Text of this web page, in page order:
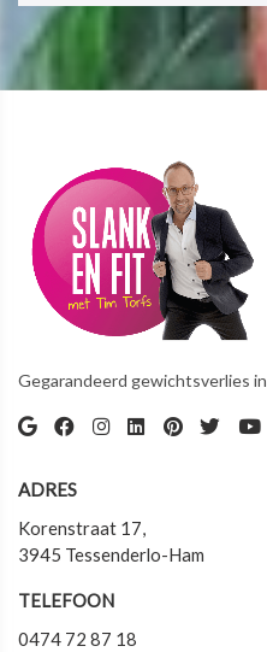
Gegarandeerd gewichtsverlies
ADRES
Korenstraat 17,
3945 Tessenderlo-Ham
TELEFOON
0474 72 87 18